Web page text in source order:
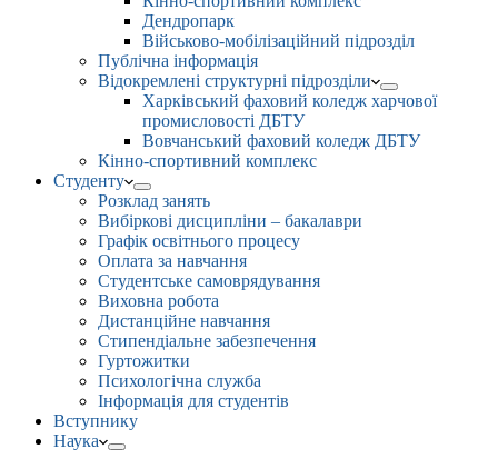
Дендропарк
Військово-мобілізаційний підрозділ
Публічна інформація
Відокремлені структурні підрозділи
Харківський фаховий коледж харчової
промисловості ДБТУ
Вовчанський фаховий коледж ДБТУ
Кінно-спортивний комплекс
Студенту
Розклад занять
Вибіркові дисципліни – бакалаври
Графік освітнього процесу
Оплата за навчання
Студентське самоврядування
Виховна робота
Дистанційне навчання
Стипендіальне забезпечення
Гуртожитки
Психологічна служба
Інформація для студентів
Вступнику
Наука